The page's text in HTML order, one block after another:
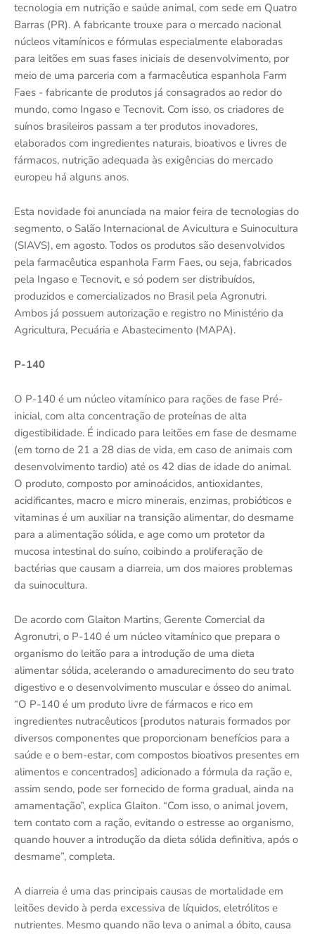
tecnologia em nutrição e saúde animal, com sede em Quatro
Barras (PR). A fabricante trouxe para o mercado nacional
núcleos vitamínicos e fórmulas especialmente elaboradas
para leitões em suas fases iniciais de desenvolvimento, por
meio de uma parceria com a farmacêutica espanhola Farm
Faes - fabricante de produtos já consagrados ao redor do
mundo, como Ingaso e Tecnovit. Com isso, os criadores de
suínos brasileiros passam a ter produtos inovadores,
elaborados com ingredientes naturais, bioativos e livres de
fármacos, nutrição adequada às exigências do mercado
europeu há alguns anos.
Esta novidade foi anunciada na maior feira de tecnologias do
segmento, o Salão Internacional de Avicultura e Suinocultura
(SIAVS), em agosto. Todos os produtos são desenvolvidos
pela farmacêutica espanhola Farm Faes, ou seja, fabricados
pela Ingaso e Tecnovit, e só podem ser distribuídos,
produzidos e comercializados no Brasil pela Agronutri.
Ambos já possuem autorização e registro no Ministério da
Agricultura, Pecuária e Abastecimento (MAPA).
P-140
O P-140 é um núcleo vitamínico para rações de fase Pré-
inicial, com alta concentração de proteínas de alta
digestibilidade. É indicado para leitões em fase de desmame
(em torno de 21 a 28 dias de vida, em caso de animais com
desenvolvimento tardio) até os 42 dias de idade do animal.
O produto, composto por aminoácidos, antioxidantes,
acidificantes, macro e micro minerais, enzimas, probióticos e
vitaminas é um auxiliar na transição alimentar, do desmame
para a alimentação sólida, e age como um protetor da
mucosa intestinal do suíno, coibindo a proliferação de
bactérias que causam a diarreia, um dos maiores problemas
da suinocultura.
De acordo com Glaiton Martins, Gerente Comercial da
Agronutri, o P-140 é um núcleo vitamínico que prepara o
organismo do leitão para a introdução de uma dieta
alimentar sólida, acelerando o amadurecimento do seu trato
digestivo e o desenvolvimento muscular e ósseo do animal.
“O P-140 é um produto livre de fármacos e rico em
ingredientes nutracêuticos [produtos naturais formados por
diversos componentes que proporcionam benefícios para a
saúde e o bem-estar, com compostos bioativos presentes em
alimentos e concentrados] adicionado a fórmula da ração e,
assim sendo, pode ser fornecido de forma gradual, ainda na
amamentação”, explica Glaiton. “Com isso, o animal jovem,
tem contato com a ração, evitando o estresse ao organismo,
quando houver a introdução da dieta sólida definitiva, após o
desmame”, completa.
A diarreia é uma das principais causas de mortalidade em
leitões devido à perda excessiva de líquidos, eletrólitos e
nutrientes. Mesmo quando não leva o animal a óbito, causa